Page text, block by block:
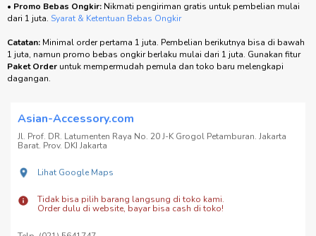
• Promo Bebas Ongkir: Nikmati pengiriman gratis untuk pembelian mulai
dari 1 juta. Syarat & Ketentuan Bebas Ongkir
Catatan: Minimal order pertama 1 juta. Pembelian berikutnya bisa di bawah
1 juta, namun promo bebas ongkir berlaku mulai dari 1 juta. Gunakan fitur
Paket Order untuk mempermudah pemula dan toko baru melengkapi
dagangan.
Asian-Accessory.com
Jl. Prof. DR. Latumenten Raya No. 20 J-K Grogol Petamburan. Jakarta
Barat. Prov. DKI Jakarta
Lihat Google Maps
Tidak bisa pilih barang langsung di toko kami.
Order dulu di website, bayar bisa cash di toko!